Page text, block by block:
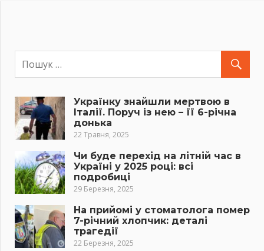
Українку знайшли мертвою в
Італії. Поруч із нею – її 6-річна
донька
22 Травня, 2025
Чи буде перехід на літній час в
Україні у 2025 році: всі
подробиці
29 Березня, 2025
На прийомі у стоматолога помер
7-річний хлопчик: деталі
трагедії
22 Березня, 2025